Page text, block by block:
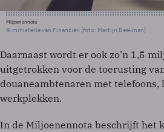
Miljoenennota
© ministerie van Financiën (foto: Martijn Beekman)
Daarnaast wordt er ook zo’n 1,5
uitgetrokken voor de toerusting
douaneambtenaren met telefoons,
werkplekken.
In de Miljoenennota beschrijft het